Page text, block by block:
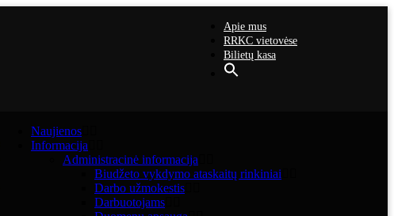
Apie mus
RRKC vietovėse
Bilietų kasa
Naujienos
Informacija
Administracinė informacija
Biudžeto vykdymo ataskaitų rinkiniai
Darbo užmokestis
Darbuotojams